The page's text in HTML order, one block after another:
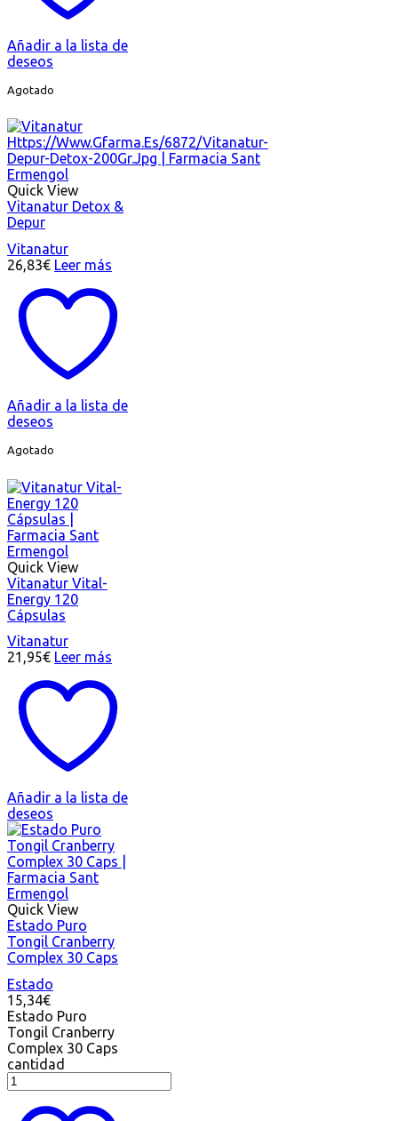
Añadir a la lista de
deseos
Agotado
Quick View
Vitanatur Detox &
Depur
Vitanatur
26,83€ Leer más
Añadir a la lista de
deseos
Agotado
Quick View
Vitanatur Vital-
Energy 120
Cápsulas
Vitanatur
21,95€ Leer más
Añadir a la lista de
deseos
Quick View
Estado Puro
Tongil Cranberry
Complex 30 Caps
Estado
15,34€
Estado Puro
Tongil Cranberry
Complex 30 Caps
cantidad